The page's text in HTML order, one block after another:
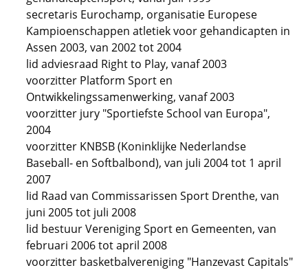
secretaris Eurochamp, organisatie Europese
Kampioenschappen atletiek voor gehandicapten in
Assen 2003, van 2002 tot 2004
lid adviesraad Right to Play, vanaf 2003
voorzitter Platform Sport en
Ontwikkelingssamenwerking, vanaf 2003
voorzitter jury "Sportiefste School van Europa",
2004
voorzitter KNBSB (Koninklijke Nederlandse
Baseball- en Softbalbond), van juli 2004 tot 1 april
2007
lid Raad van Commissarissen Sport Drenthe, van
juni 2005 tot juli 2008
lid bestuur Vereniging Sport en Gemeenten, van
februari 2006 tot april 2008
voorzitter basketbalvereniging "Hanzevast Capitals"